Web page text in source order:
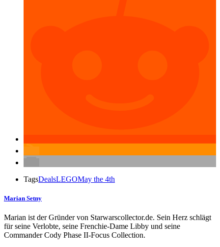
TagsDealsLEGOMay the 4th
Marian Setny
Marian ist der Gründer von Starwarscollector.de. Sein Herz schlägt
für seine Verlobte, seine Frenchie-Dame Libby und seine
Commander Cody Phase II-Focus Collection.